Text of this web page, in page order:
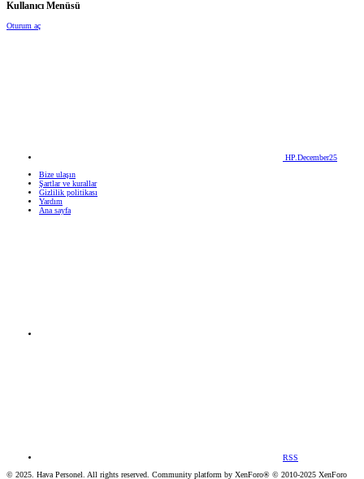
Kullanıcı Menüsü
Oturum aç
HP.December25
Bize ulaşın
Şartlar ve kurallar
Gizlilik politikası
Yardım
Ana sayfa
RSS
© 2025. Hava Personel. All rights reserved. Community platform by XenForo® © 2010-2025 XenForo